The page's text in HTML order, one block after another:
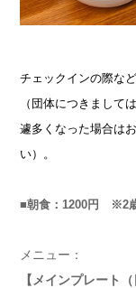
チェックインの際な
（団体につきまして
遽多くなった場合は
い）。
■朝食：1200円 ※2
メニュー：
【メインプレート